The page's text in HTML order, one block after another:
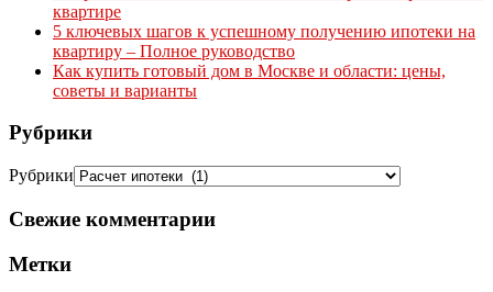
квартире
5 ключевых шагов к успешному получению ипотеки на
квартиру – Полное руководство
Как купить готовый дом в Москве и области: цены,
советы и варианты
Рубрики
Рубрики
Свежие комментарии
Метки